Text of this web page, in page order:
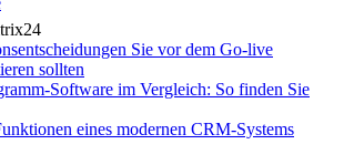
Sie vor dem Go-live
sollten
Software im Vergleich: So finden Sie
eines modernen CRM-Systems